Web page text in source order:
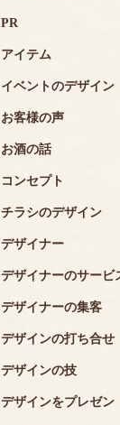
PR
アイテム
イベントのデザイン
お客様の声
お酒の話
コンセプト
チラシのデザイン
デザイナー
デザイナーのサービ
デザイナーの集客
デザインの打ち合せ
デザインの技
デザインをプレゼン